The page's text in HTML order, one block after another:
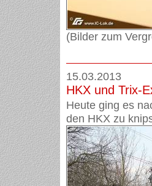
(Bilder zum
15.03.2013
HKX und Trix-
Heute ging es
den HKX zu